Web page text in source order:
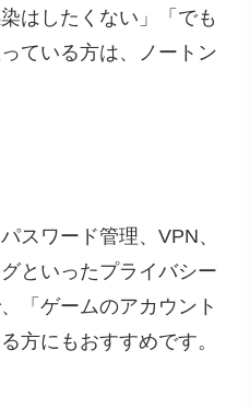
はしたくない」「でも
ている方は、ノートン
スワード管理、VPN、
といったプライバシー
「ゲームのアカウント
方にもおすすめです。